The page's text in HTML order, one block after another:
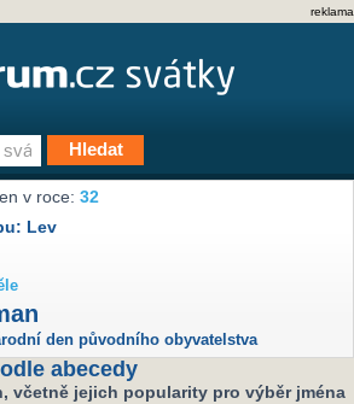
reklama
v roce:32
Lev
den původního obyvatelstva
abecedy
včetně jejich popularity pro výběr jména